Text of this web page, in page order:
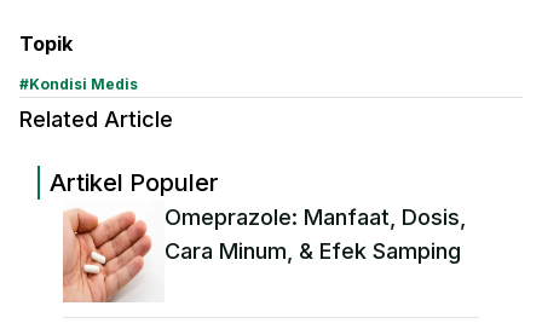
Topik
#Kondisi Medis
Related Article
Artikel Populer
Omeprazole: Manfaat, Dosis,
Cara Minum, & Efek Samping